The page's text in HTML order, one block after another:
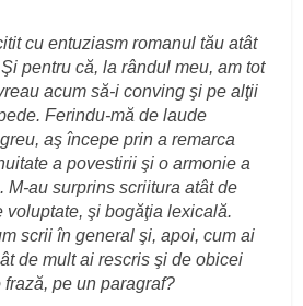
cu entuziasm romanul tău atât
pentru că, la rândul meu, am tot
acum să-i conving şi pe alţii
Ferindu-mă de laude
aş începe prin a remarca
a povestirii şi o armonie a
M-au surprins scriitura atât de
voluptate, şi bogăţia lexicală.
scrii în general şi, apoi, cum ai
de mult ai rescris şi de obicei
pe un paragraf?